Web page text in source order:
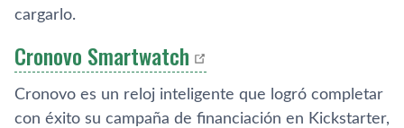
cargarlo.
Cronovo Smartwatch
Cronovo es un reloj inteligente que logró completar
con éxito su campaña de financiación en Kickstarter,